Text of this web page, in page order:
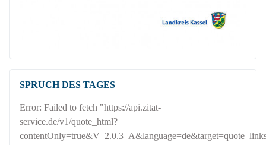
SPRUCH DES TAGES
Error: Failed to fetch "https://api.zitat-
service.de/v1/quote_html?